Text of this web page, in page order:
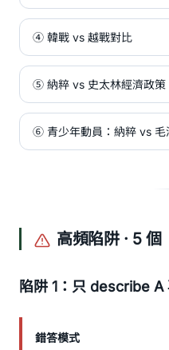
④ 韓戰 vs 越戰對比
⑤ 納粹 vs 史太林經濟政策
⑥ 青少年動員：納粹 vs 毛
高頻陷阱 · 5 個
陷阱 1：只 describe
錯答模式